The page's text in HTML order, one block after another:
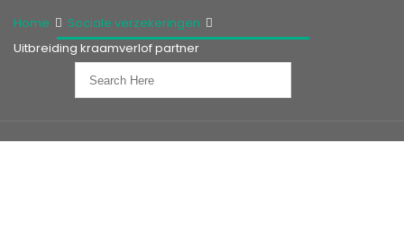
Home
Sociale verzekeringen
Uitbreiding kraamverlof partner